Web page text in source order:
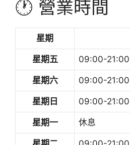
🕐 營業時間
星期
星期五 09:00-21:00
星期六 09:00-21:00
星期日 09:00-21:00
星期一 休息